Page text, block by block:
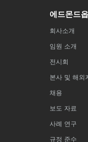
에드몬드
회사소개
임원 소개
전시회
본사 및 해외
채용
보도 자료
사례 연구
규정 준수